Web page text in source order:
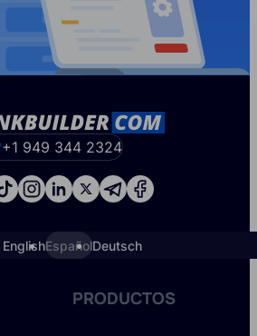
+1 949 344 2324
EnglishEspañolDeutsch
PRODUCTOS